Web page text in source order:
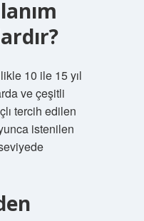
10 ile 15 yıl
ve çeşitli
tercih edilen
istenilen